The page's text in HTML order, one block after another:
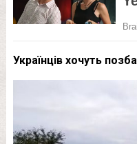
Українців хочуть